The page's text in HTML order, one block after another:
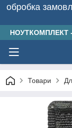
обробка
НОУТКОМПЛЕКТ -
Товари